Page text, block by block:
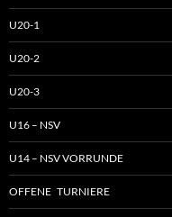
U20-1
U20-2
U20-3
U16 – NSV
U14 – NSV VORRUNDE
OFFENE TURNIERE